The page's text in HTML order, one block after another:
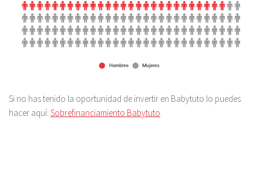
Si no has tenido la oportunidad de invertir en Babytuto lo puedes
hacer aquí: Sobrefinanciamiento Babytuto